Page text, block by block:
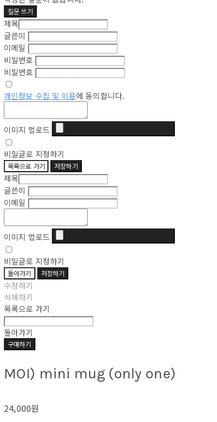
질문 쓰기
제목
글쓴이
이메일
비밀번호
비밀번호
개인정보 수집 및 이용에 동의합니다.
이미지 업로드
비밀글로 지정하기
목록으로 가기 저장하기
제목
글쓴이
이메일
이미지 업로드
비밀글로 지정하기
돌아가기 저장하기
수정하기
삭제하기
목록으로 가기
돌아가기
구매하기
MOI) mini mug (only one)
24,000원